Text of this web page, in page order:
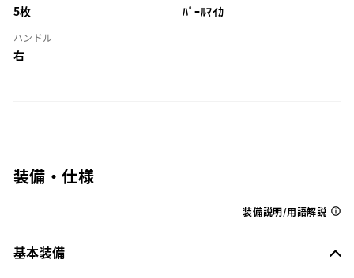
5枚 ﾊﾟｰﾙﾏｲｶ
ハンドル
右
装備・仕様
装備説明/用語解説
基本装備